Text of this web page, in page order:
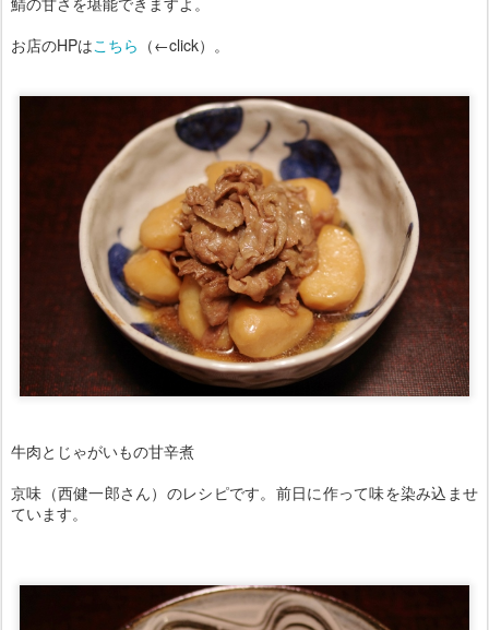
お店のHPはこちら （←click）。
牛肉とじゃがいもの甘辛煮
京味（西健一郎さん）のレシピです。前日に作って味を染み込ませ
ています。